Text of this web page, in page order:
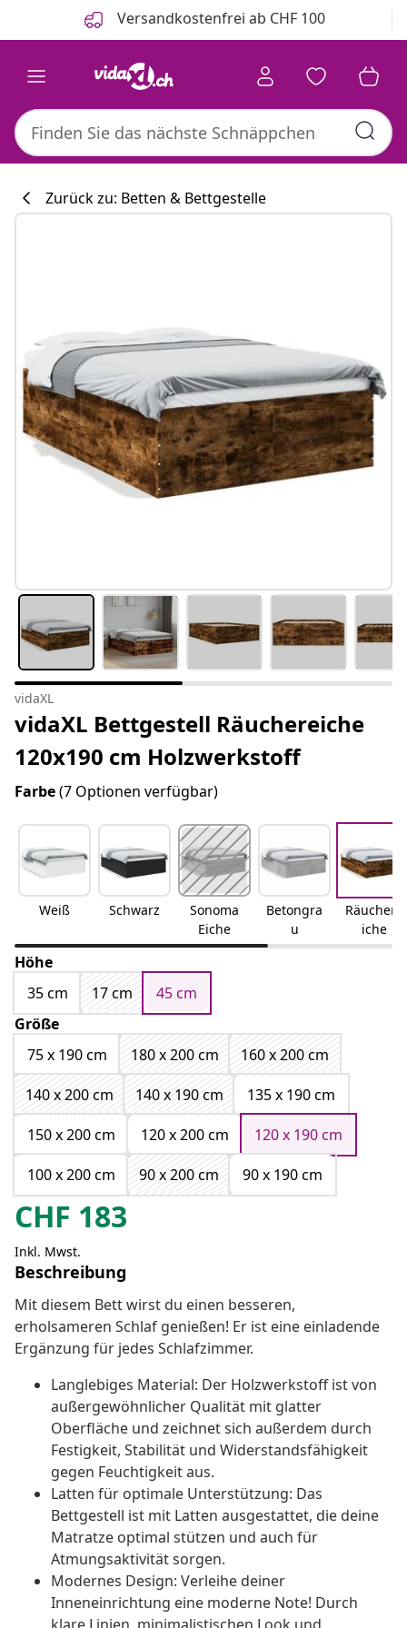
Versandkostenfrei ab CHF 100
Zurück zu: Betten & Bettgestelle
vidaXL
vidaXL Bettgestell Räuchereiche
120x190 cm Holzwerkstoff
Farbe(7 Optionen verfügbar)
Weiß Schwarz
Sonoma
Eiche
Betongra
u
Räuchere
iche
Höhe
35 cm
17 cm
45 cm
Größe
75 x 190 cm
180 x 200 cm
160 x 200 cm
140 x 200 cm
140 x 190 cm
135 x 190 cm
150 x 200 cm
120 x 200 cm
120 x 190 cm
100 x 200 cm
90 x 200 cm 90 x 190 cm
CHF 183
Inkl. Mwst.
Beschreibung
Mit diesem Bett wirst du einen besseren,
erholsameren Schlaf genießen! Er ist eine einladende
Ergänzung für jedes Schlafzimmer.
Langlebiges Material: Der Holzwerkstoff ist von
außergewöhnlicher Qualität mit glatter
Oberfläche und zeichnet sich außerdem durch
Festigkeit, Stabilität und Widerstandsfähigkeit
gegen Feuchtigkeit aus.
Latten für optimale Unterstützung: Das
Bettgestell ist mit Latten ausgestattet, die deine
Matratze optimal stützen und auch für
Atmungsaktivität sorgen.
Modernes Design: Verleihe deiner
Inneneinrichtung eine moderne Note! Durch